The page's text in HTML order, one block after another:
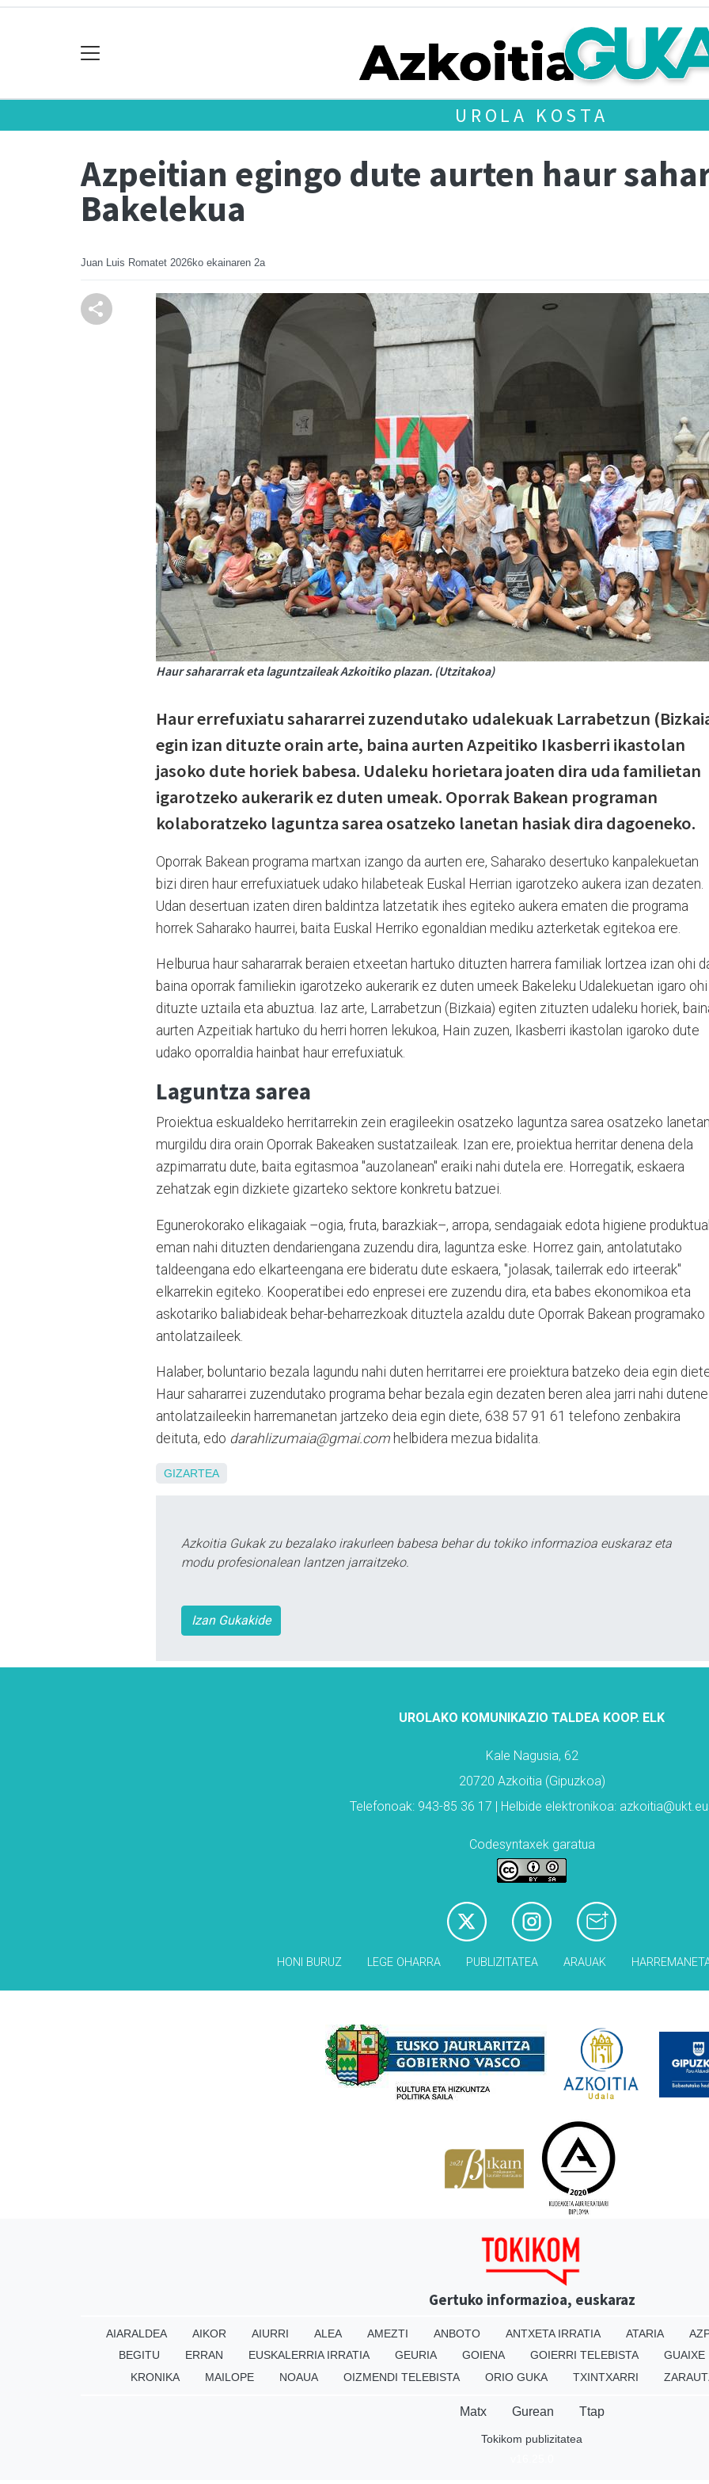
UROLA KOSTA
Azpeitian egingo dute aurten haur
Bakelekua
Juan Luis Romatet 2026ko ekainaren 2a
Haur sahararrak eta laguntzaileak Azkoitiko plazan. (Utzitakoa)
Haur errefuxiatu sahararrei zuzendutako udalekuak Larrabetzun
egin izan dituzte orain arte, baina aurten Azpeitiko Ikasberri ikastolan
jasoko dute horiek babesa. Udaleku horietara joaten dira uda familietan
igarotzeko aukerarik ez duten umeak. Oporrak Bakean programan
kolaboratzeko laguntza sarea osatzeko lanetan hasiak dira dagoeneko.
Oporrak Bakean programa martxan izango da aurten ere, Saharako desertuko kanpalekuetan
bizi diren haur errefuxiatuek udako hilabeteak Euskal Herrian igarotzeko aukera izan dezaten.
Udan desertuan izaten diren baldintza latzetatik ihes egiteko aukera ematen die programa
horrek Saharako haurrei, baita Euskal Herriko egonaldian mediku azterketak egitekoa ere.
Helburua haur sahararrak beraien etxeetan hartuko dituzten harrera familiak lortzea izan ohi
baina oporrak familiekin igarotzeko aukerarik ez duten umeek Bakeleku Udalekuetan igaro ohi
dituzte uztaila eta abuztua. Iaz arte, Larrabetzun (Bizkaia) egiten zituzten udaleku horiek,
aurten Azpeitiak hartuko du herri horren lekukoa, Hain zuzen, Ikasberri ikastolan igaroko dute
udako oporraldia hainbat haur errefuxiatuk.
Laguntza sarea
Proiektua eskualdeko herritarrekin zein eragileekin osatzeko laguntza sarea osatzeko lanetan
murgildu dira orain Oporrak Bakeaken sustatzaileak. Izan ere, proiektua herritar denena dela
azpimarratu dute, baita egitasmoa "auzolanean" eraiki nahi dutela ere. Horregatik, eskaera
zehatzak egin dizkiete gizarteko sektore konkretu batzuei.
Egunerokorako elikagaiak –ogia, fruta, barazkiak–, arropa, sendagaiak edota higiene
eman nahi dituzten dendariengana zuzendu dira, laguntza eske. Horrez gain, antolatutako
taldeengana edo elkarteengana ere bideratu dute eskaera, "jolasak, tailerrak edo irteerak"
elkarrekin egiteko. Kooperatibei edo enpresei ere zuzendu dira, eta babes ekonomikoa eta
askotariko baliabideak behar-beharrezkoak dituztela azaldu dute Oporrak Bakean programako
antolatzaileek.
Halaber, boluntario bezala lagundu nahi duten herritarrei ere proiektura batzeko deia egin
Haur sahararrei zuzendutako programa behar bezala egin dezaten beren alea jarri nahi
antolatzaileekin harremanetan jartzeko deia egin diete, 638 57 91 61 telefono zenbakira
deituta, edo darahlizumaia@gmai.com helbidera mezua bidalita.
GIZARTEA
Azkoitia Gukak zu bezalako irakurleen babesa behar du tokiko informazioa euskaraz eta
modu profesionalean lantzen jarraitzeko.
Izan Gukakide
UROLAKO KOMUNIKAZIO TALDEA KOOP. ELK
Kale Nagusia, 62
20720 Azkoitia (Gipuzkoa)
Telefonoak: 943-85 36 17 | Helbide elektronikoa:
Codesyntaxek garatua
HONI BURUZ LEGE OHARRA PUBLIZITATEA ARAUAK
Gertuko informazioa, euskaraz
AIARALDEA AIKOR AIURRI ALEA AMEZTI ANBOTO ANTXETA IRRATIA ATARIA
BEGITU
ERRAN EUSKALERRIA IRRATIA GEURIA GOIENA GOIERRI TELEBISTA GUAIXE
KRONIKA
MAILOPE NOAUA OIZMENDI TELEBISTA ORIO GUKA TXINTXARRI
Matx Gurean Ttap
Tokikom publizitatea